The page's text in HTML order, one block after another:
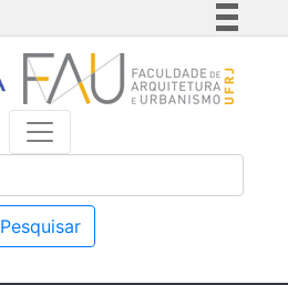
Simplifique!
Comunica BR
Acesso à informação
Pesquisar